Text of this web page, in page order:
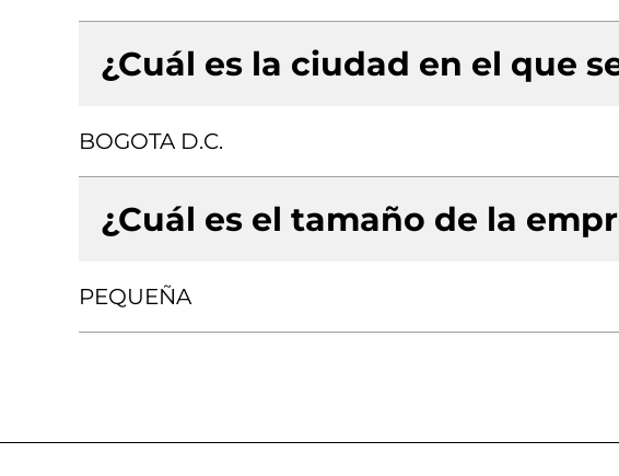
¿Cuál es la ciudad en el que
BOGOTA D.C.
¿Cuál es el tamaño de la
PEQUEÑA